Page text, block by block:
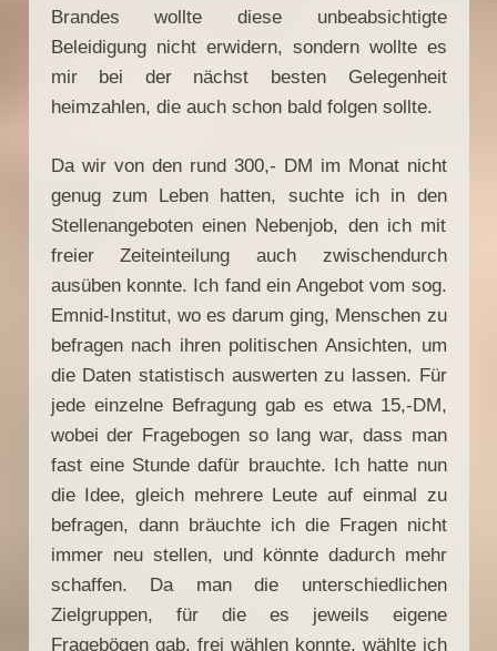
Brandes wollte diese unbeabsichtigte
Beleidigung nicht erwidern, sondern wollte es
mir bei der nächst besten Gelegenheit
heimzahlen, die auch schon bald folgen sollte.
Da wir von den rund 300,- DM im Monat nicht
genug zum Leben hatten, suchte ich in den
Stellenangeboten einen Nebenjob, den ich mit
freier Zeiteinteilung auch zwischendurch
ausüben konnte. Ich fand ein Angebot vom sog.
Emnid-Institut, wo es darum ging, Menschen zu
befragen nach ihren politischen Ansichten, um
die Daten statistisch auswerten zu lassen. Für
jede einzelne Befragung gab es etwa 15,-DM,
wobei der Fragebogen so lang war, dass man
fast eine Stunde dafür brauchte. Ich hatte nun
die Idee, gleich mehrere Leute auf einmal zu
befragen, dann bräuchte ich die Fragen nicht
immer neu stellen, und könnte dadurch mehr
schaffen. Da man die unterschiedlichen
Zielgruppen, für die es jeweils eigene
Fragebögen gab, frei wählen konnte, wählte ich